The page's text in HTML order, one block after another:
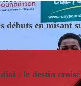
débuts en misant
: le destin